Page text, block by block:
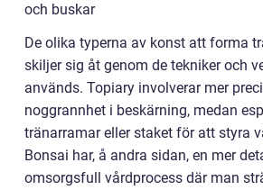
och buskar
De olika typerna av konst att forma
skiljer sig åt genom de tekniker och
används. Topiary involverar mer
noggrannhet i beskärning, medan
tränarramar eller staket för att styra
Bonsai har, å andra sidan, en mer
omsorgsfull vårdprocess där man